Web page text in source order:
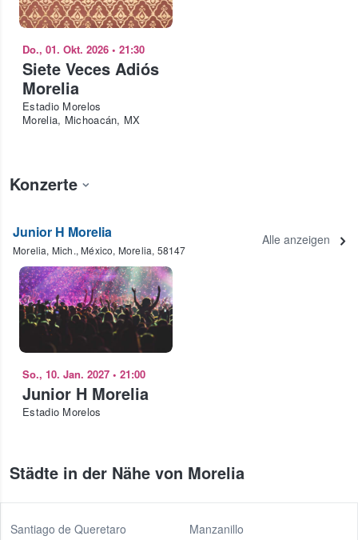
Do., 01. Okt. 2026 • 21:30
Siete Veces Adiós
Morelia
Estadio Morelos
Morelia, Michoacán, MX
Konzerte
Junior H Morelia
Morelia, Mich., México, Morelia, 58147
Alle anzeigen
So., 10. Jan. 2027 • 21:00
Junior H Morelia
Estadio Morelos
Städte in der Nähe von Morelia
Santiago de Queretaro
Manzanillo